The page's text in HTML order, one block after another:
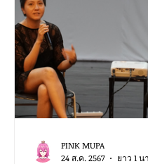
Applied Performing Art
การประกวดขับร้องเพลงไ
MUPAC การประชุมวิ
PINK MUPA
24 ส.ค. 2567
ยาว 1 น